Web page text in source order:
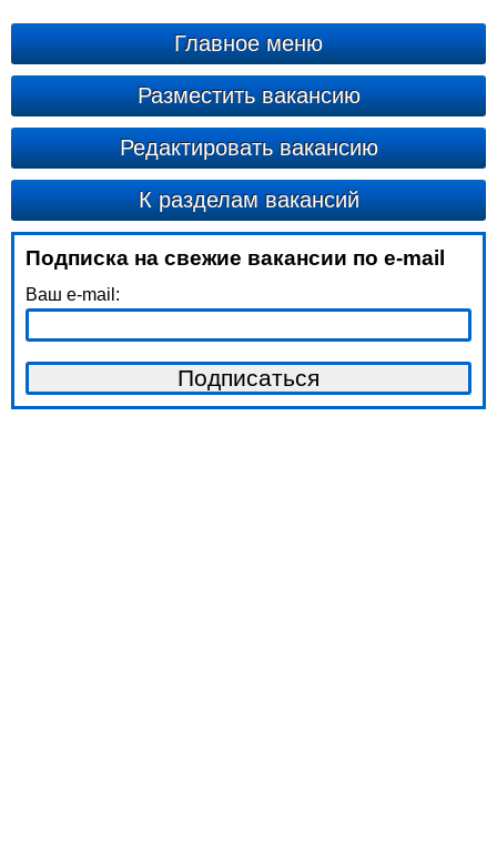
Главное меню
Разместить вакансию
Редактировать вакансию
К разделам вакансий
Подписка на свежие вакансии по e-mail
Ваш e-mail: